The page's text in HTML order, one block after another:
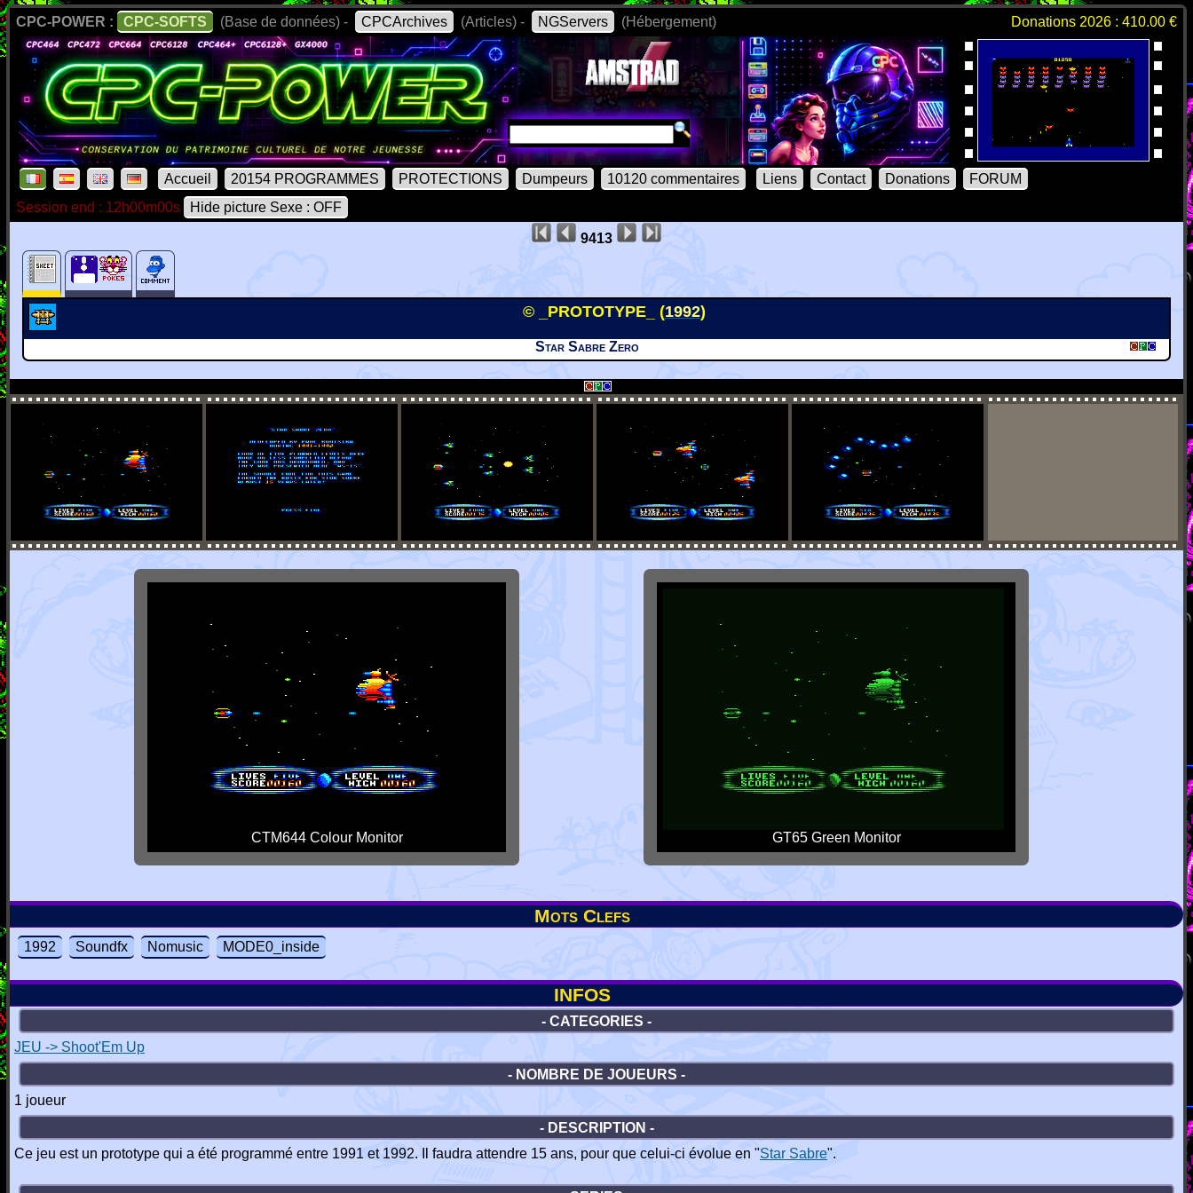
CPC-POWER : CPC-SOFTS (Base de données) - CPCArchives (Articles) - NGServers (Hébergement) Donations 2026 : 410.00 €
Accueil 20154 PROGRAMMES PROTECTIONS Dumpeurs 10120 commentaires Liens Contact Donations
FORUM
Session end : 12h00m00s
Hide picture Sexe : OFF
9413
© _PROTOTYPE_ (1992)
Star Sabre Zero
CTM644 Colour Monitor GT65 Green Monitor
Mots Clefs
1992 Soundfx Nomusic MODE0_inside
INFOS
- CATEGORIES -
JEU -> Shoot'Em Up
- NOMBRE DE JOUEURS -
1 joueur
- DESCRIPTION -
Ce jeu est un prototype qui a été programmé entre 1991 et 1992. Il faudra attendre 15 ans, pour que celui-ci évolue en "Star Sabre".